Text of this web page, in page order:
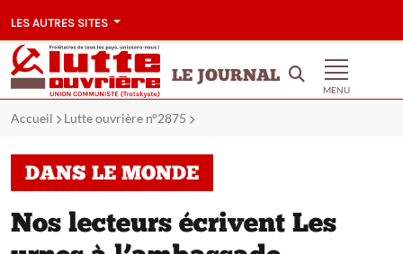
LES AUTRES SITES
LE JOURNAL
MENU
Accueil Lutte ouvrière n°2875
DANS LE MONDE
Nos lecteurs écrivent Les